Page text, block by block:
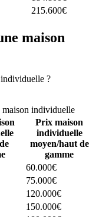
215.600€
maison
?
maison individuelle
Prix maison
individuelle
moyen/haut de
gamme
60.000€
75.000€
120.000€
150.000€